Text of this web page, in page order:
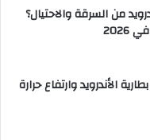
من السرقة والاحتيال؟
الأندرويد وارتفاع حرارة